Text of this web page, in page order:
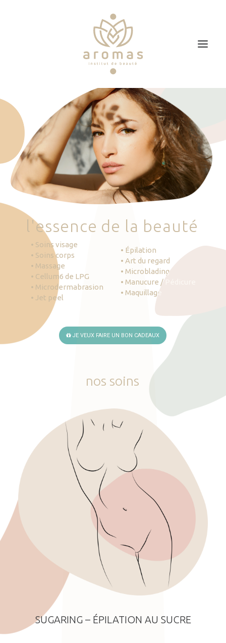
Soins
Je veux faire un bon cadeau
Plan d’accès
Prendre RDV
'essence de la beauté
• Soins visage
• Soins corps
• Massage
• Cellum6 de LPG
• Microdermabrasion
• Jet peel
• Épilation
• Art du regard
• Microblading
• Manucure / Pédicure
• Maquillage
JE VEUX FAIRE UN BON CADEAUX
nos soins
SUGARING – ÉPILATION AU SUCRE